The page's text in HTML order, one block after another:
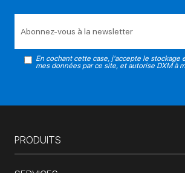
En cochant cette case, j'accepte le stockage
mes données par ce site, et autorise DXM à
PRODUITS